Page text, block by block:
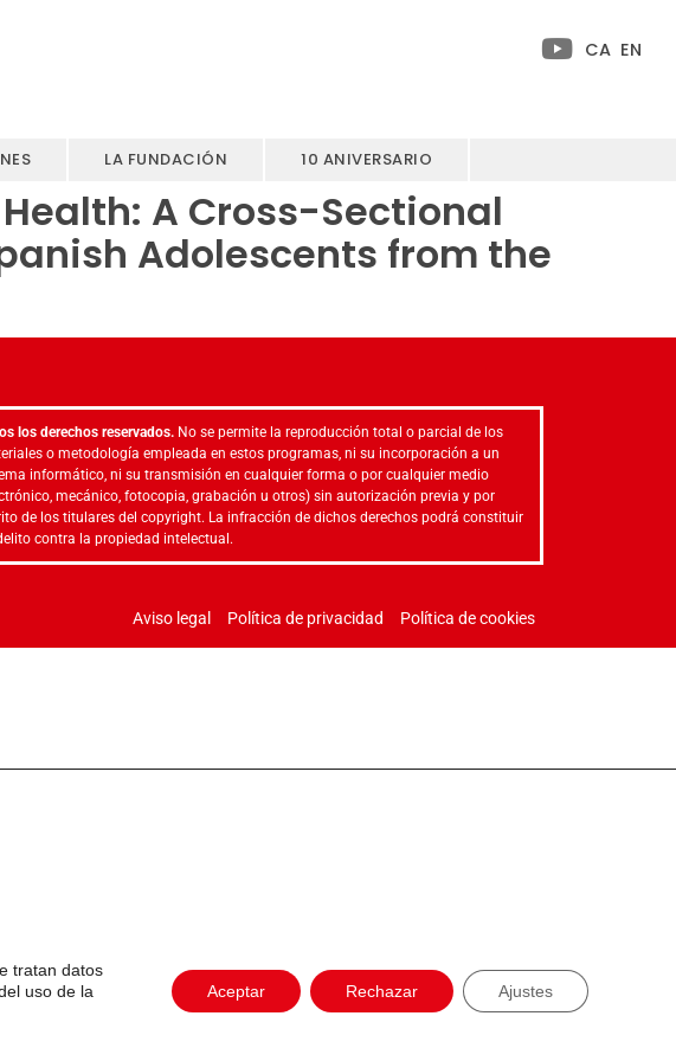
CA EN
LA FUNDACIÓN 10 ANIVERSARIO
A Cross-Sectional
Adolescents from the
los derechos reservados. No se permite la reproducción total o parcial de los
o metodología empleada en estos programas, ni su incorporación a un
informático, ni su transmisión en cualquier forma o por cualquier medio
mecánico, fotocopia, grabación u otros) sin autorización previa y por
de los titulares del copyright. La infracción de dichos derechos podrá constituir
contra la propiedad intelectual.
Aviso legal Política de privacidad Política de cookies
tratan datos
uso de la
Aceptar Rechazar Ajustes